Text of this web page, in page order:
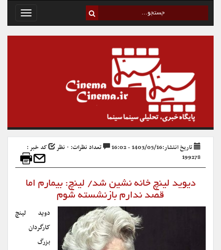
Toggle
تاریخ انتشار:1403/05/16 - 16:02 تعداد نظرات: ۰ نظر
کد خبر :
199278
دیوید لینچ خانه نشین شد/ لینچ: بیمارم اما
قصد ندارم بازنشسته شوم
دوید لینچ
کارگردان
بزرگ